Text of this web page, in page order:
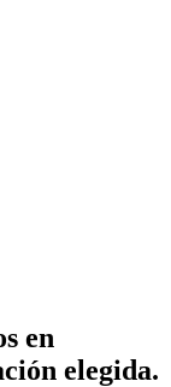
en
elegida.